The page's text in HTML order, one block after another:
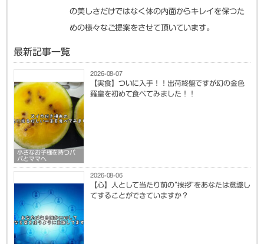
の美しさだけではなく体の内面からキレイを保つた
めの様々なご提案をさせて頂いています。
最新記事一覧
小さなお子様を持つパ
パとママへ
2026-08-07
【実食】ついに入手！！出荷終盤ですが幻の金色
羅皇を初めて食べてみました！！
2026-08-06
【心】人として当たり前の”挨拶”をあなたは意識し
てすることができていますか？